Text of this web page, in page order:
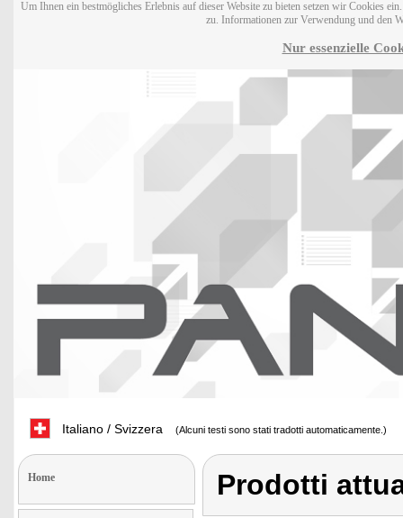
Um Ihnen ein bestmögliches Erlebnis auf dieser Website zu bieten setzen wir Cookies
zu. Informationen zur Verwendung und den
Nur essenzielle
Italiano / Svizzera (Alcuni testi sono stati tradotti automaticamente.)
Home Prodotti